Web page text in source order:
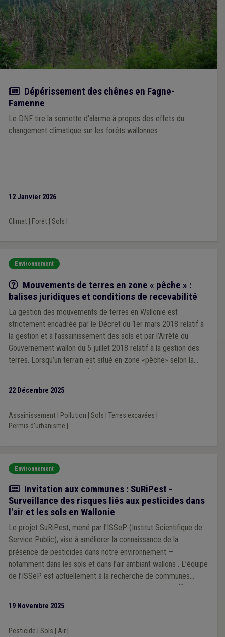
Actualité
Dépérissement des chênes en Fagne-
Famenne
Le DNF tire la sonnette d'alarme à propos des effets du
changement climatique sur les forêts wallonnes
12 Janvier 2026
Climat| Forêt| Sols
Environnement
Q/R
Mouvements de terres en zone « pêche » :
balises juridiques et conditions de recevabilité
La gestion des mouvements de terres en Wallonie est
strictement encadrée par le Décret du 1er mars 2018 relatif à
la gestion et à l’assainissement des sols et par l’Arrêté du
Gouvernement wallon du 5 juillet 2018 relatif à la gestion des
terres. Lorsqu’un terrain est situé en zone «pêche» selon la
22 Décembre 2025
Assainissement| Pollution Sols Terres excavées
Permis d'urbanisme
...
Environnement
Actualité
Invitation aux communes : SuRiPest -
Surveillance des risques liés aux pesticides dans
l'air et les sols en Wallonie
Le projet SuRiPest, mené par l’ISSeP (Institut Scientifique de
Service Public), vise à améliorer la connaissance de la
présence de pesticides dans notre environnement —
notamment dans les sols et dans l’air ambiant wallons . L’équipe
de l’ISSeP est actuellement à la recherche de communes
19 Novembre 2025
Pesticide Sols Air|